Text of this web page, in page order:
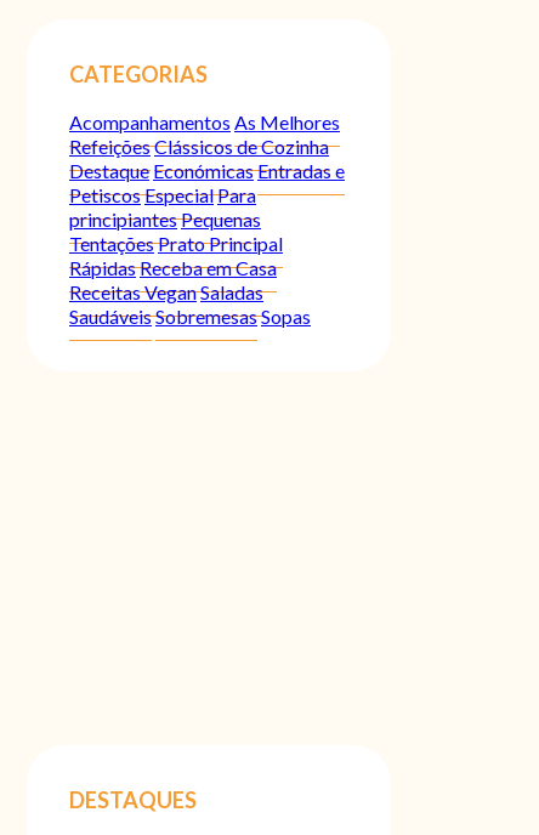
CATEGORIAS
Acompanhamentos As Melhores
RefeiçõesClássicos de Cozinha
Destaque EconómicasEntradas e
PetiscosEspecialPara
principiantesPequenas
TentaçõesPrato Principal
RápidasReceba em Casa
Receitas VeganSaladas
SaudáveisSobremesasSopas
DESTAQUES